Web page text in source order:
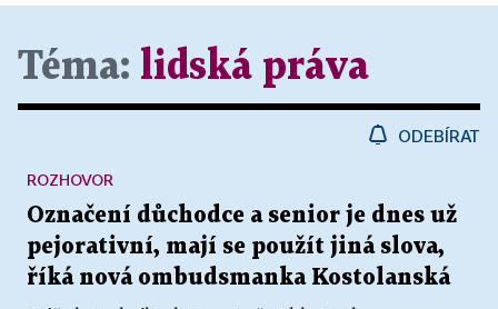
Téma: lidská práva
ODEBÍRAT
Označení důchodce a senior je dnes už
pejorativní, mají se použít jiná slova,
říká nová ombudsmanka Kostolanská
ROZHOVOR